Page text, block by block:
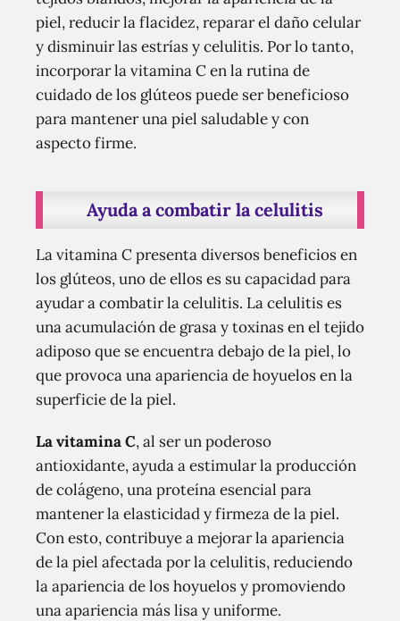
piel, reducir la flacidez, reparar el daño celular
y disminuir las estrías y celulitis. Por lo tanto,
incorporar la vitamina C en la rutina de
cuidado de los glúteos puede ser beneficioso
para mantener una piel saludable y con
aspecto firme.
Ayuda a combatir la celulitis
La vitamina C presenta diversos beneficios en
los glúteos, uno de ellos es su capacidad para
ayudar a combatir la celulitis. La celulitis es
una acumulación de grasa y toxinas en el tejido
adiposo que se encuentra debajo de la piel, lo
que provoca una apariencia de hoyuelos en la
superficie de la piel.
La vitamina C, al ser un poderoso
antioxidante, ayuda a estimular la producción
de colágeno, una proteína esencial para
mantener la elasticidad y firmeza de la piel.
Con esto, contribuye a mejorar la apariencia
de la piel afectada por la celulitis, reduciendo
la apariencia de los hoyuelos y promoviendo
una apariencia más lisa y uniforme.